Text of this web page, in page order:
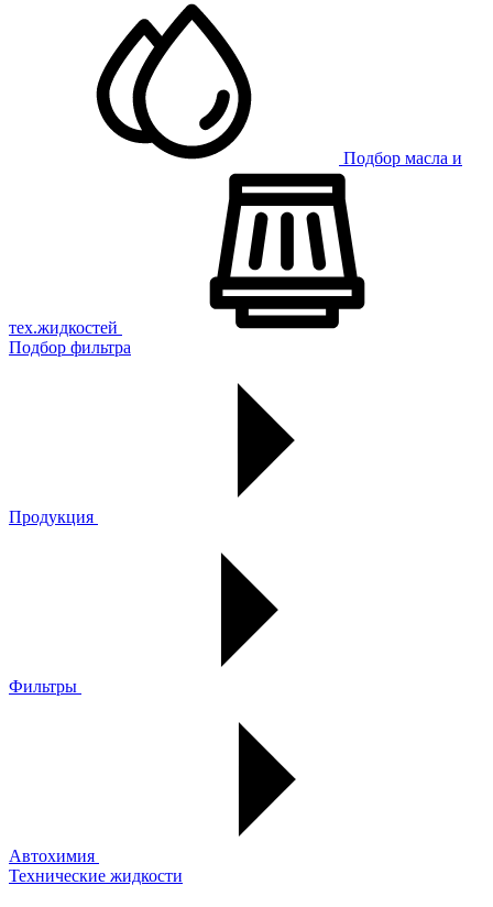
Подбор масла и
тех.жидкостей
Подбор фильтра
Продукция
Фильтры
Автохимия
Технические жидкости